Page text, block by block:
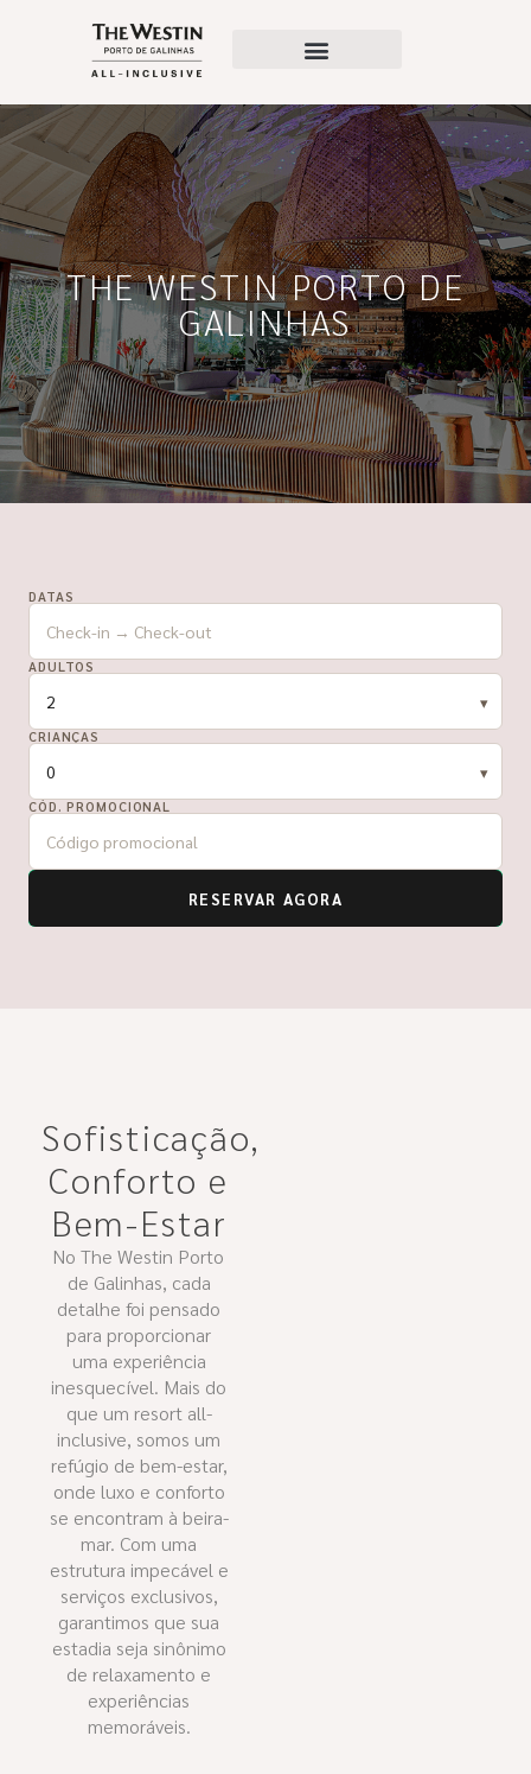
THE WESTIN PORTO DE
GALINHAS
DATAS
ADULTOS
CRIANÇAS
CÓD. PROMOCIONAL
RESERVAR AGORA
Sofisticação,
Conforto e
Bem-Estar
No The Westin Porto
de Galinhas, cada
detalhe foi pensado
para proporcionar
uma experiência
inesquecível. Mais do
que um resort all-
inclusive, somos um
refúgio de bem-estar,
onde luxo e conforto
se encontram à beira-
mar. Com uma
estrutura impecável e
serviços exclusivos,
garantimos que sua
estadia seja sinônimo
de relaxamento e
experiências
memoráveis.